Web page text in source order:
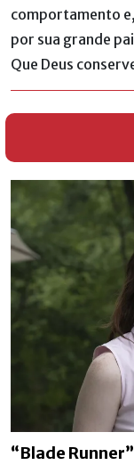
comportamento
por sua grande
Que Deus
“Blade